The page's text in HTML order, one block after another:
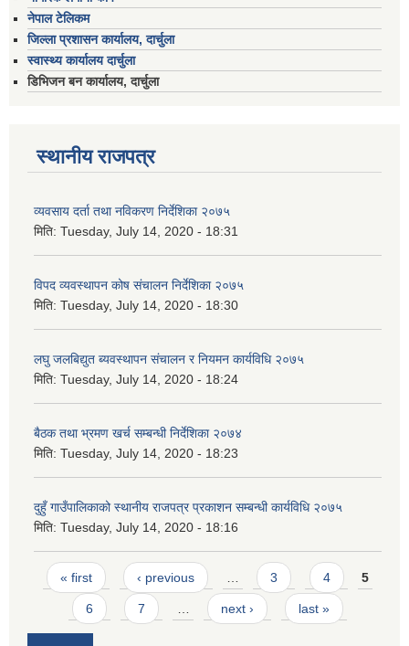
नेपाल टेलिकम
जिल्ला प्रशासन कार्यालय, दार्चुला
स्वास्थ्य कार्यालय दार्चुला
डिभिजन बन कार्यालय, दार्चुला
स्थानीय राजपत्र
व्यवसाय दर्ता तथा नविकरण निर्देशिका २०७५
मिति: Tuesday, July 14, 2020 - 18:31
विपद व्यवस्थापन कोष संचालन निर्देशिका २०७५
मिति: Tuesday, July 14, 2020 - 18:30
लघु जलबिद्युत ब्यवस्थापन संचालन र नियमन कार्यविधि २०७५
मिति: Tuesday, July 14, 2020 - 18:24
बैठक तथा भ्रमण खर्च सम्बन्धी निर्देशिका २०७४
मिति: Tuesday, July 14, 2020 - 18:23
दुहुँ गाउँपालिकाको स्थानीय राजपत्र प्रकाशन सम्बन्धी कार्यविधि २०७५
मिति: Tuesday, July 14, 2020 - 18:16
Pages
« first ‹ previous 3 4 5
6 7 next › last »